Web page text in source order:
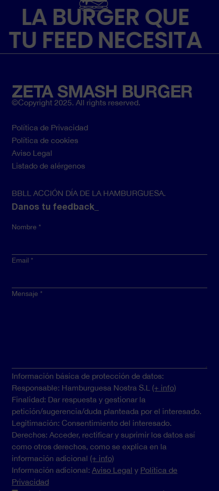
LA BURGER QUE
TU FEED NECESITA
©Copyright 2025. All rights reserved.
Pie
de
página
Política de Privacidad
Política de cookies
Aviso Legal
Listado de alérgenos
BBLL ACCIÓN DÍA DE LA HAMBURGUESA.
Danos tu feedback_
Nombre
Email
Mensaje
Información básica de protección de datos:
Responsable: Hamburguesa Nostra S.L (+ info)
Finalidad: Dar respuesta y gestionar la
petición/sugerencia/duda planteada por el interesado.
Legitimación: Consentimiento del interesado.
Derechos: Acceder, rectificar y suprimir los datos así
como otros derechos, como se explica en la
información adicional (+ info)
Información adicional: Aviso Legal y Política de
Privacidad